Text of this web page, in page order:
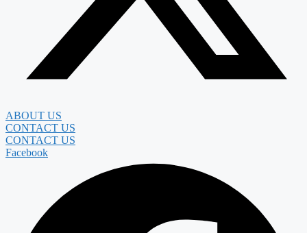
ABOUT US
CONTACT US
CONTACT US
Facebook